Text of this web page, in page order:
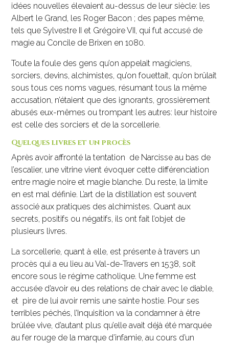
idées nouvelles élevaient au-dessus de leur siècle: les
Albert le Grand, les Roger Bacon ; des papes même,
tels que Sylvestre II et Grégoire VII, qui fut accusé de
magie au Concile de Brixen en 1080.
Toute la foule des gens qu’on appelait magiciens,
sorciers, devins, alchimistes, qu’on fouettait, qu’on brûlait
sous tous ces noms vagues, résumant tous la même
accusation, n’étaient que des ignorants, grossièrement
abusés eux-mêmes ou trompant les autres: leur histoire
est celle des sorciers et de la sorcellerie.
Quelques livres et un procès
Après avoir affronté la tentation de Narcisse au bas de
l’escalier, une vitrine vient évoquer cette différenciation
entre magie noire et magie blanche. Du reste, la limite
en est mal définie. L’art de la distillation est souvent
associé aux pratiques des alchimistes. Quant aux
secrets, positifs ou négatifs, ils ont fait l’objet de
plusieurs livres.
La sorcellerie, quant à elle, est présente à travers un
procès qui a eu lieu au Val-de-Travers en 1538, soit
encore sous le régime catholique. Une femme est
accusée d’avoir eu des relations de chair avec le diable,
et pire de lui avoir remis une sainte hostie. Pour ses
terribles péchés, l’Inquisition va la condamner à être
brûlée vive, d’autant plus qu’elle avait déjà été marquée
au fer rouge de la marque d’infamie, au cours d’un